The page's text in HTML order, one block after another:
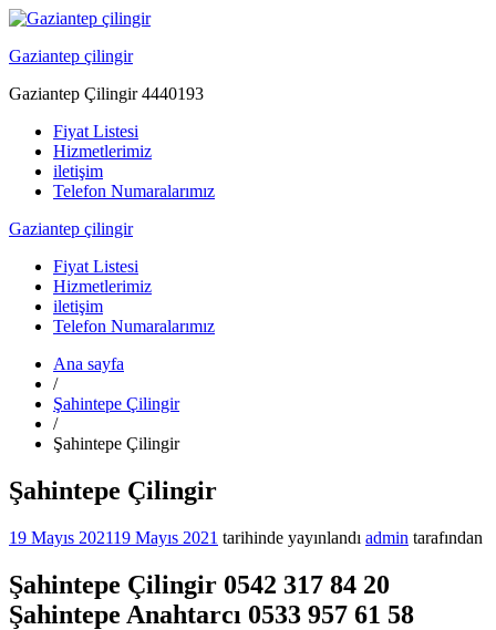
Gaziantep çilingir
Gaziantep Çilingir 4440193
Fiyat Listesi
Hizmetlerimiz
iletişim
Telefon Numaralarımız
Gaziantep çilingir
Fiyat Listesi
Hizmetlerimiz
iletişim
Telefon Numaralarımız
Ana sayfa
/
Şahintepe Çilingir
/
Şahintepe Çilingir
Şahintepe Çilingir
19 Mayıs 202119 Mayıs 2021 tarihinde yayınlandı admin tarafından
Şahintepe Çilingir 0542 317 84 20
Şahintepe Anahtarcı 0533 957 61 58